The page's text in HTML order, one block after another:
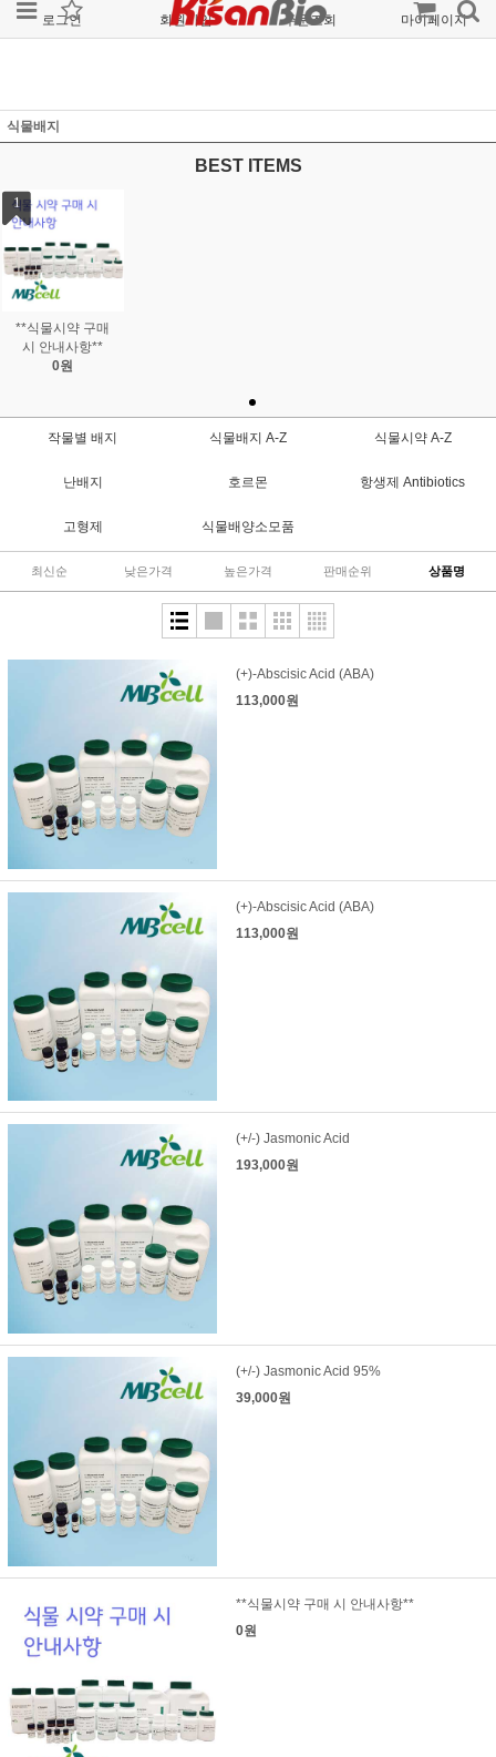
로그인 회원가입 주문조회 마이페이지
식물배지
BEST ITEMS
1
**식물시약 구매
시 안내사항**
0원
작물별 배지 식물배지 A-Z 식물시약 A-Z
난배지 호르몬 항생제 Antibiotics
고형제 식물배양소모품
최신순 낮은가격 높은가격 판매순위 상품명
(+)-Abscisic Acid (ABA)
113,000원
(+)-Abscisic Acid (ABA)
113,000원
(+/-) Jasmonic Acid
193,000원
(+/-) Jasmonic Acid 95%
39,000원
**식물시약 구매 시 안내사항**
0원